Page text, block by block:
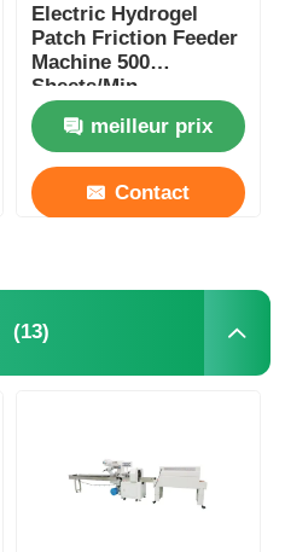
Electric Hydrogel
Patch Friction Feeder
Machine 500
Sheets/Min
meilleur prix
Contact
(13)